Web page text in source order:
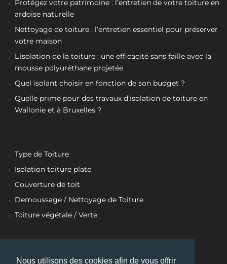
Nous utilisons des cookies afin de vous offrir
Protégez votre patrimoine : l’entretien de votre toiture en
ardoise naturelle
Nettoyage de toiture : l’entretien essentiel pour préserver
votre maison
L’isolation de la toiture : une efficacité sans faille avec la
mousse polyuréthane projetée
Quel isolant choisir en fonction de son budget ?
Quelle prime pour des travaux d’isolation de toiture en
Wallonie et à Bruxelles ?
Type de Toiture
Isolation toiture plate
Couverture de toit
Demoussage / Nettoyage de Toiture
Toiture végétale / Verte